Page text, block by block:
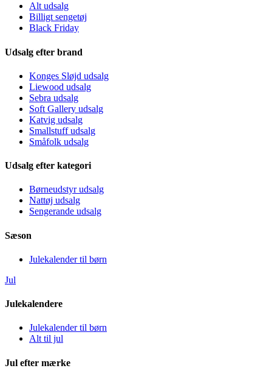
Alt udsalg
Billigt sengetøj
Black Friday
Udsalg efter brand
Konges Sløjd udsalg
Liewood udsalg
Sebra udsalg
Soft Gallery udsalg
Katvig udsalg
Smallstuff udsalg
Småfolk udsalg
Udsalg efter kategori
Børneudstyr udsalg
Nattøj udsalg
Sengerande udsalg
Sæson
Julekalender til børn
Jul
Julekalendere
Julekalender til børn
Alt til jul
Jul efter mærke